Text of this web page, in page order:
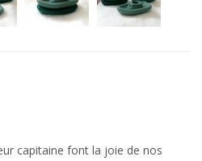
capitaine font la joie de nos